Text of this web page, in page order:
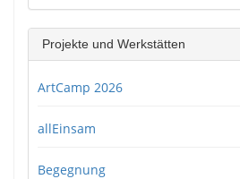
Projekte und Werkstätten
ArtCamp 2026
allEinsam
Begegnung